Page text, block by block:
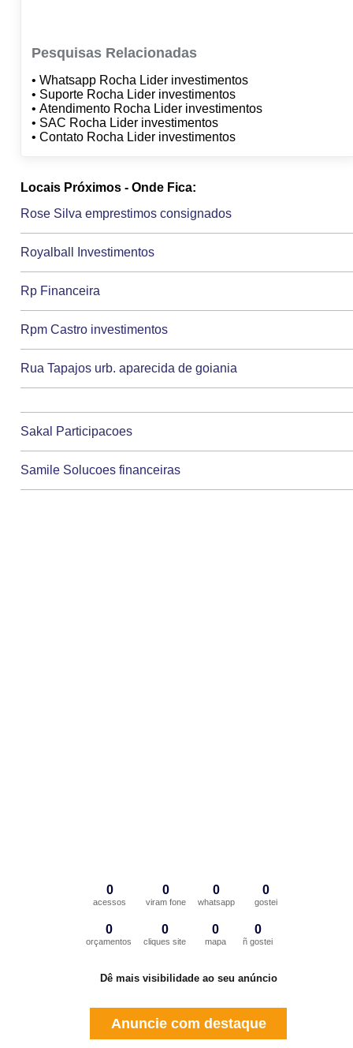
Pesquisas Relacionadas
• Whatsapp Rocha Lider investimentos
• Suporte Rocha Lider investimentos
• Atendimento Rocha Lider investimentos
• SAC Rocha Lider investimentos
• Contato Rocha Lider investimentos
Locais Próximos - Onde Fica:
Rose Silva emprestimos consignados
Royalball Investimentos
Rp Financeira
Rpm Castro investimentos
Rua Tapajos urb. aparecida de goiania
Sakal Participacoes
Samile Solucoes financeiras
0
acessos
0
viram fone
0
whatsapp
0
gostei
0
orçamentos
0
cliques site
0
mapa
0
ñ gostei
Dê mais visibilidade ao seu anúncio
Anuncie com destaque